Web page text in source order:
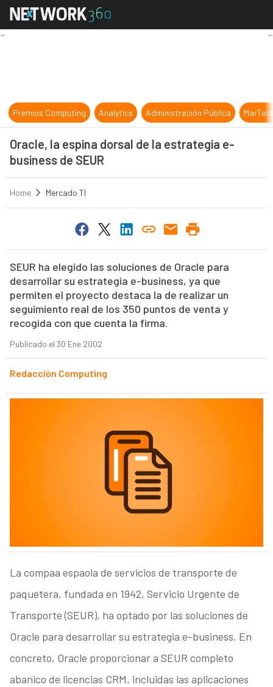
Oracle, la espina dorsal de la
Premios Computing Analytics Administración Pública
Oracle, la espina dorsal de la estrategia e-
business de SEUR
Home Mercado TI
SEUR ha elegido las soluciones de Oracle para
desarrollar su estrategia e-business, ya que
permiten el proyecto destaca la de realizar un
seguimiento real de los 350 puntos de venta y
recogida con que cuenta la firma.
Publicado el 30 Ene 2002
Redacción Computing
La compaa espaola de servicios de transporte de
paquetera, fundada en 1942, Servicio Urgente de
Transporte (SEUR), ha optado por las soluciones de
Oracle para desarrollar su estrategia e-business. En
concreto, Oracle proporcionar a SEUR completo
abanico de licencias CRM, incluidas las aplicaciones